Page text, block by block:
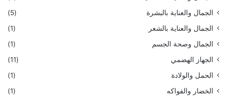
الجمال والعناية بالبشرة
(5)
الجمال والعناية بالشعر
(1)
الجمال وصحة الجسم
(1)
الجهاز الهضمي
(11)
الحمل والولادة
(1)
الخضار والفواكه
(1)